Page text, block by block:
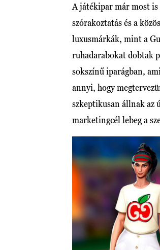
A játékipar már most is
szórakoztatás és a
luxusmárkák, mint a
ruhadarabokat dobtak
sokszínű iparágban,
annyi, hogy
szkeptikusan állnak az
marketingcél lebeg a